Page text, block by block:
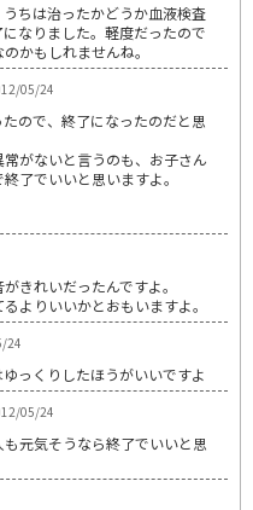
ちは治ったかどうか血液検査
なりました。軽度だったので
かもしれませんね。
05/24
ので、終了になったのだと思
がないと言うのも、お子さん
了でいいと思いますよ。
きれいだったんですよ。
よりいいかとおもいますよ。
24
っくりしたほうがいいですよ
05/24
元気そうなら終了でいいと思